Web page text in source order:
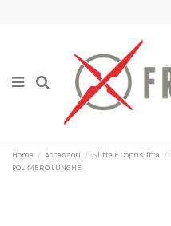
Home Accessori Slitte E Coprislitta
POLIMERO LUNGHE